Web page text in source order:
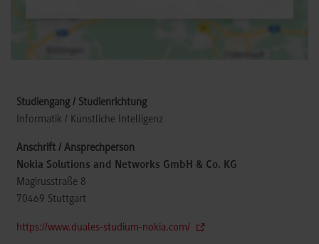
Informatik / Künstliche Intelligenz
Nokia Solutions and Networks GmbH & Co. KG
Magirusstraße 8
70469 Stuttgart
https://www.duales-studium-nokia.com/